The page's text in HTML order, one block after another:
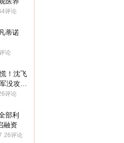
评论
蒂诺
论
！沈飞
没攻克
评论
部利
融资
26评论